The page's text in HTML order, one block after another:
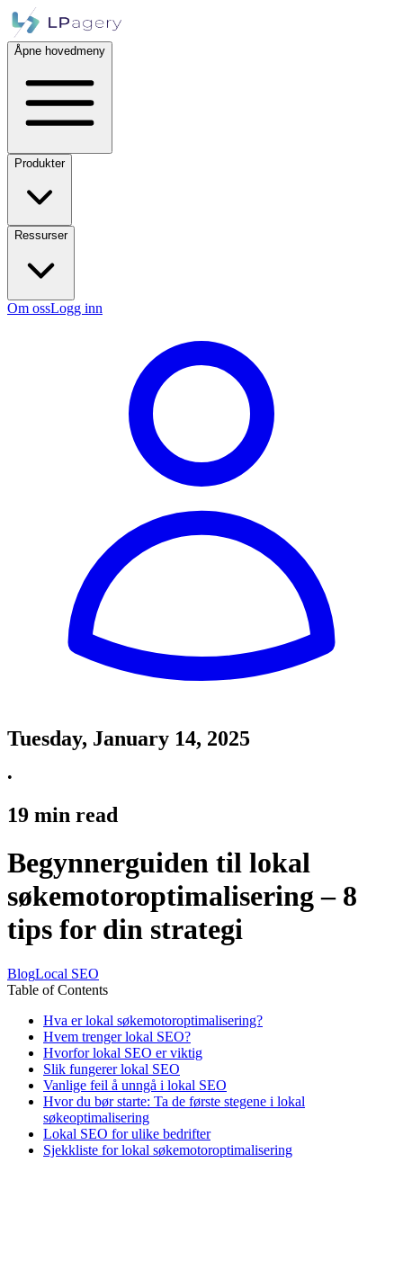
Åpne hovedmeny
Produkter
Ressurser
Om ossLogg inn
Tuesday, January 14, 2025
•
19 min read
Begynnerguiden til lokal
søkemotoroptimalisering – 8
tips for din strategi
BlogLocal SEO
Table of Contents
Hva er lokal søkemotoroptimalisering?
Hvem trenger lokal SEO?
Hvorfor lokal SEO er viktig
Slik fungerer lokal SEO
Vanlige feil å unngå i lokal SEO
Hvor du bør starte: Ta de første stegene i lokal
søkeoptimalisering
Lokal SEO for ulike bedrifter
Sjekkliste for lokal søkemotoroptimalisering